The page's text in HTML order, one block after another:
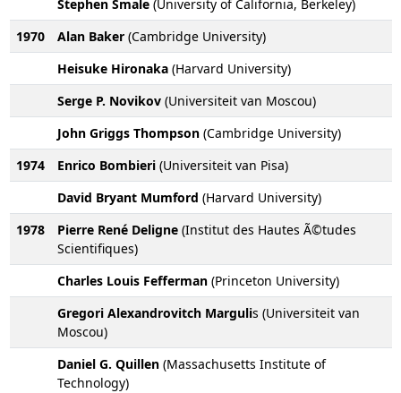
Stephen Smale(University of California, Berkeley)
1970
Alan Baker(Cambridge University)
Heisuke Hironaka(Harvard University)
Serge P. Novikov(Universiteit van Moscou)
John Griggs Thompson(Cambridge University)
1974
Enrico Bombieri(Universiteit van Pisa)
David Bryant Mumford (Harvard University)
1978
Pierre René Deligne(Institut des Hautes Ã©tudes
Scientifiques)
Charles Louis Fefferman(Princeton University)
Gregori Alexandrovitch Margulis (Universiteit van
Moscou)
Daniel G. Quillen(Massachusetts Institute of
Technology)